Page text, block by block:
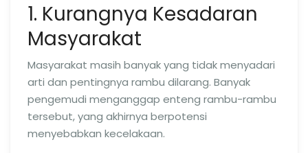
1. Kurangnya Kesadaran
Masyarakat
Masyarakat masih banyak yang tidak menyadari
arti dan pentingnya rambu dilarang. Banyak
pengemudi menganggap enteng rambu-rambu
tersebut, yang akhirnya berpotensi
menyebabkan kecelakaan.